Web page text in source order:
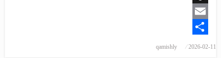
Snapchat
Email
2026-02-11
qamishly